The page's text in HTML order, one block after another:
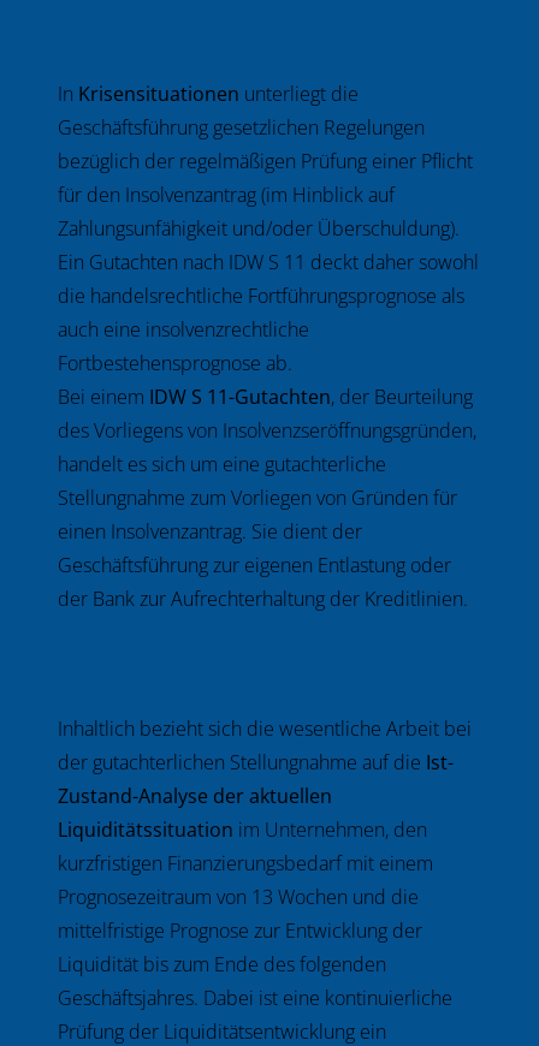
In Krisensituationen unterliegt die
Geschäftsführung gesetzlichen Regelungen
bezüglich der regelmäßigen Prüfung einer Pflicht
für den Insolvenzantrag (im Hinblick auf
Zahlungsunfähigkeit und/oder Überschuldung).
Ein Gutachten nach IDW S 11 deckt daher sowohl
die handelsrechtliche Fortführungsprognose als
auch eine insolvenzrechtliche
Fortbestehensprognose ab.
Bei einem IDW S 11-Gutachten, der Beurteilung
des Vorliegens von Insolvenzseröffnungsgründen,
handelt es sich um eine gutachterliche
Stellungnahme zum Vorliegen von Gründen für
einen Insolvenzantrag. Sie dient der
Geschäftsführung zur eigenen Entlastung oder
der Bank zur Aufrechterhaltung der Kreditlinien.
Inhaltlich bezieht sich die wesentliche Arbeit bei
der gutachterlichen Stellungnahme auf die Ist-
Zustand-Analyse der aktuellen
Liquiditätssituation im Unternehmen, den
kurzfristigen Finanzierungsbedarf mit einem
Prognosezeitraum von 13 Wochen und die
mittelfristige Prognose zur Entwicklung der
Liquidität bis zum Ende des folgenden
Geschäftsjahres. Dabei ist eine kontinuierliche
Prüfung der Liquiditätsentwicklung ein